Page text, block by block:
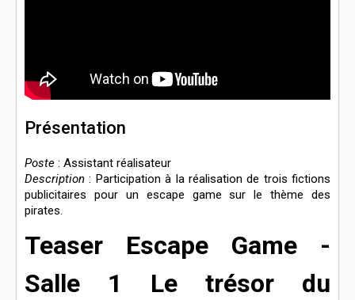
Présentation
Poste : Assistant réalisateur
Description : Participation à la réalisation de trois fictions
publicitaires pour un escape game sur le thème des
pirates.
Teaser Escape Game -
Salle 1 Le trésor du